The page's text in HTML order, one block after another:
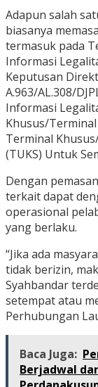
Adapun salah
biasanya
termasuk pada
Informasi
Keputusan
A.963/AL.308/
Informasi
Khusus/
Terminal
(TUKS) Untuk
Dengan
terkait dapat
operasional
yang berlaku.
“Jika ada
tidak berizin,
Syahbandar
setempat atau
Perhubungan
Baca Juga:
Berjadwal